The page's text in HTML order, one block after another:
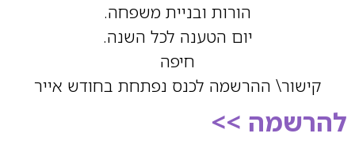
הורות ובניית משפחה.
יום הטענה לכל השנה.
חיפה
קישור\ ההרשמה לכנס נפתחת בחודש אייר
להרשמה >>